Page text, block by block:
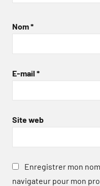
Nom*
E-mail *
Site web
Enregistrer mon
navigateur pour mon